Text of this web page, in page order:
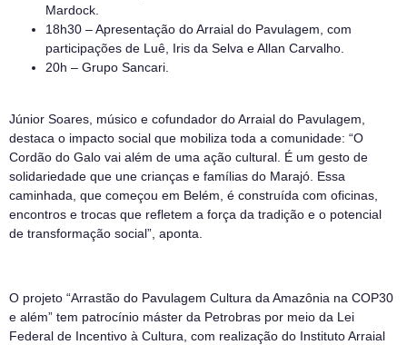
Mardock.
18h30 – Apresentação do Arraial do Pavulagem, com
participações de Luê, Iris da Selva e Allan Carvalho.
20h – Grupo Sancari.
Júnior Soares, músico e cofundador do Arraial do Pavulagem,
destaca o impacto social que mobiliza toda a comunidade: “O
Cordão do Galo vai além de uma ação cultural. É um gesto de
solidariedade que une crianças e famílias do Marajó. Essa
caminhada, que começou em Belém, é construída com oficinas,
encontros e trocas que refletem a força da tradição e o potencial
de transformação social”, aponta.
O projeto “Arrastão do Pavulagem Cultura da Amazônia na COP30
e além” tem patrocínio máster da Petrobras por meio da Lei
Federal de Incentivo à Cultura, com realização do Instituto Arraial